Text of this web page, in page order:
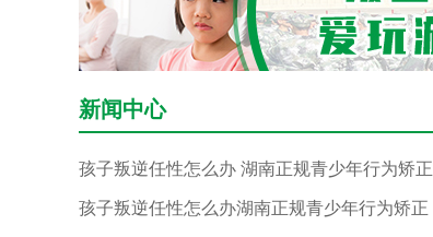
新闻中心
孩子叛逆任性怎么办 湖南正规青少年行为矫正
孩子叛逆任性怎么办湖南正规青少年行为矫正